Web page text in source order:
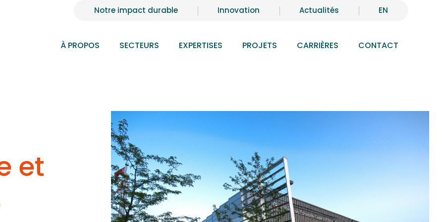
Notre impact durable Innovation Actualités EN
À PROPOS SECTEURS EXPERTISES PROJETS CARRIÈRES CONTACT
et